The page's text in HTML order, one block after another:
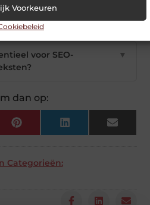
Voorkeuren
SEO-principes negeer? ▼
voor SEO-
▼
dan op:
Pinterest LinkedIn Email
Categorieën: